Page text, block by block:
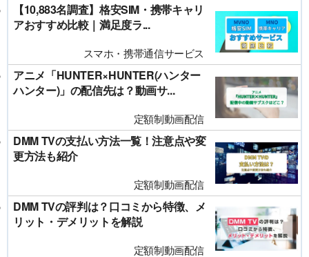
【10,883名調査】格安SIM・携帯キャリ
アおすすめ比較｜満足度ラ...
スマホ・携帯通信サービス
アニメ「HUNTER×HUNTER(ハンター
ハンター)」の配信先は？動画サ...
定額制動画配信
DMM TVの支払い方法一覧！注意点や変
更方法も紹介
定額制動画配信
DMM TVの評判は？口コミから特徴、メ
リット・デメリットを解説
定額制動画配信